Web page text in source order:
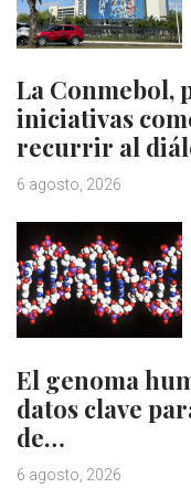
La Conmebol,
iniciativas
recurrir al
6 agosto, 2026
El genoma
datos clave
de…
6 agosto, 2026